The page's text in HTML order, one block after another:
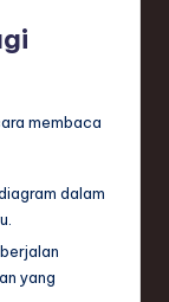
membaca
dalam
yang